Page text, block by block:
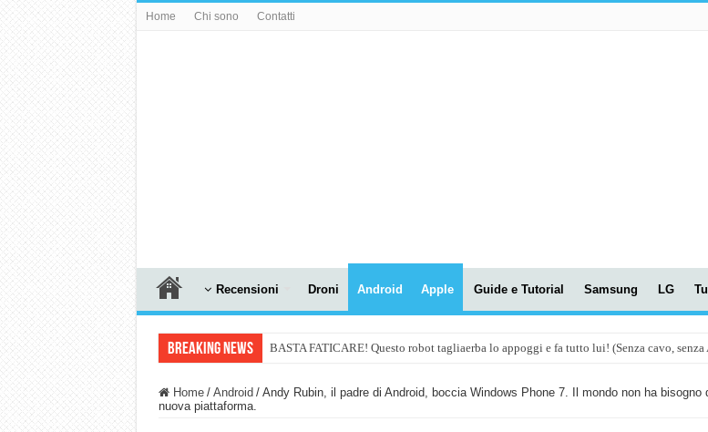
Home Chi sono Contatti
Recensioni Droni Android Apple Guide e Tutorial Samsung LG
Breaking News BASTA FATICARE! Questo robot tagliaerba lo appoggi e fa tutto lui! (Senza cavo, senza
Home / Android / Andy Rubin, il padre di Android, boccia Windows Phone 7. Il mondo non ha bisogno
nuova piattaforma.